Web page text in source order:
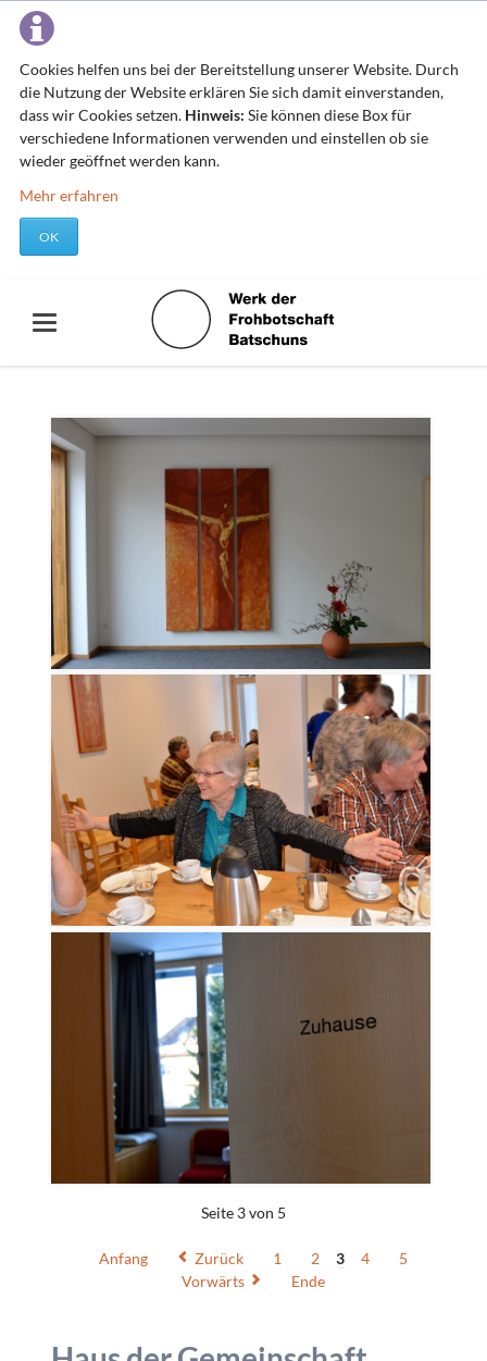
Cookies helfen uns bei der Bereitstellung unserer Website. Durch
die Nutzung der Website erklären Sie sich damit einverstanden,
dass wir Cookies setzen. Hinweis: Sie können diese Box für
verschiedene Informationen verwenden und einstellen ob sie
wieder geöffnet werden kann.
Mehr erfahren
OK
Seite 3 von 5
Anfang Zurück 1 2 3 4
5
Vorwärts
Ende